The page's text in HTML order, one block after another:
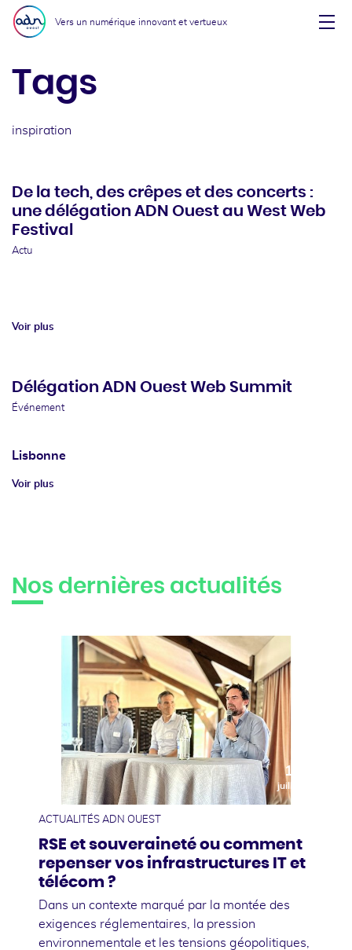
Aller au menu
Aller au contenu
Vers un numérique innovant et vertueux
Tags
inspiration
De la tech, des crêpes et des concerts :
une délégation ADN Ouest au West Web
Festival
Actu
Voir plus
Délégation ADN Ouest Web Summit
Événement
Lisbonne
Voir plus
Nos dernières actualités
10
juillet
ACTUALITÉS ADN OUEST
RSE et souveraineté ou comment
repenser vos infrastructures IT et
télécom ?
Dans un contexte marqué par la montée des
exigences réglementaires, la pression
environnementale et les tensions géopolitiques,